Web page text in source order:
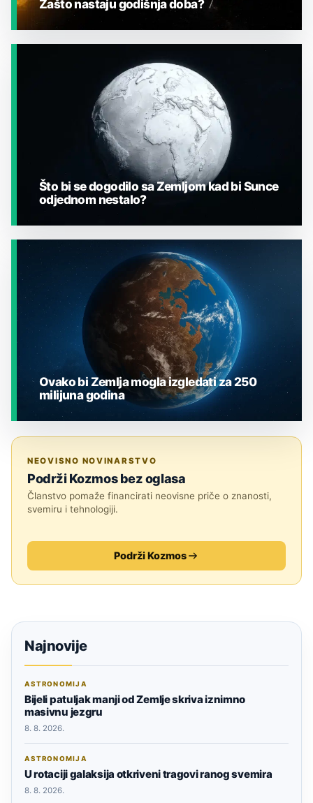
Zašto nastaju godišnja doba?
Što bi se dogodilo sa Zemljom kad bi Sunce
odjednom nestalo?
Ovako bi Zemlja mogla izgledati za 250
milijuna godina
NEOVISNO NOVINARSTVO
Podrži Kozmos bez oglasa
Članstvo pomaže financirati neovisne priče o znanosti,
svemiru i tehnologiji.
Podrži Kozmos
Najnovije
ASTRONOMIJA
Bijeli patuljak manji od Zemlje skriva iznimno
masivnu jezgru
8. 8. 2026.
ASTRONOMIJA
U rotaciji galaksija otkriveni tragovi ranog svemira
8. 8. 2026.